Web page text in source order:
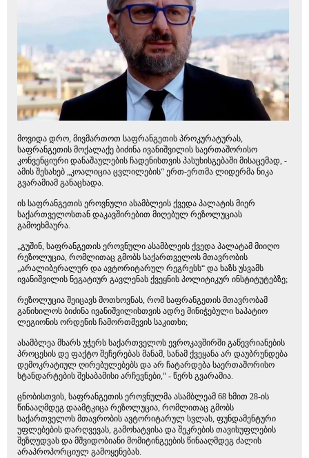
მოვიდა დრო, მივმართოთ საფრანგეთის პროკურატურას,
საფრანგეთის მოქალაქე ბიძინა ივანიშვილის საერთაშორისო
კონვენციური დანაშაულების ჩადენისთვის პასუხისგებაში მისაცემად, -
ამის შესახებ „კოალიცია ცვლილების“ ერთ-ერთმა ლიდერმა ნიკა
გვარამიამ განაცხადა.
ის საფრანგეთის ეროვნული ასამბლეის ქვედა პალატის მიერ
საქართველოსთან დაკავშირებით მიღებულ რეზოლუციას
გამოეხმაურა.
„გუშინ, საფრანგეთის ეროვნული ასამბლეის ქვედა პალატამ მიიღო
რეზოლუცია, რომლითაც გმობს საქართველოს მთავრობის
„არალიბერალურ და ავტორიტარულ რეგრესს“ და ხაზს უსვამს
ივანიშვილის ნეგატიურ გავლენას ქვეყნის პოლიტიკურ ინსტიტუტებზე;
რეზოლუცია შეიცავს მოთხოვნას, რომ საფრანგეთის მთავრობამ
განიხილოს ბიძინა ივანიშვილისთვის ადრე მინიჭებული საპატიო
ლეგიონის ორდენის ჩამორთმევის საკითხი;
ასამბლეა მხარს უჭერს საქართველოს ევროკავშირში გაწევრიანების
პროცესის დე ფაქტო შეჩერებას მანამ, სანამ ქვეყანა არ დაუბრუნდება
დემოკრატიულ ღირებულებებს და არ ჩატარდება საერთაშორისო
სტანდარტების შესაბამისი არჩევნები,“ - წერს გვარამია.
ცნობისთვის, საფრანგეთის ეროვნულმა ასამბლეამ 68 ხმით 28-ის
წინააღმდეგ დაამტკიცა რეზოლუცია, რომლითაც გმობს
საქართველოს მთავრობის ავტორიტარულ სვლას, ფუნდამენტური
უფლებების დარღვევას, გამოხატვისა და შეკრების თავისუფლების
შეზღუდვას და მშვიდობიანი მომიტინგეების წინააღმდეგ ძალის
არაპროპორციულ გამოყენებას.